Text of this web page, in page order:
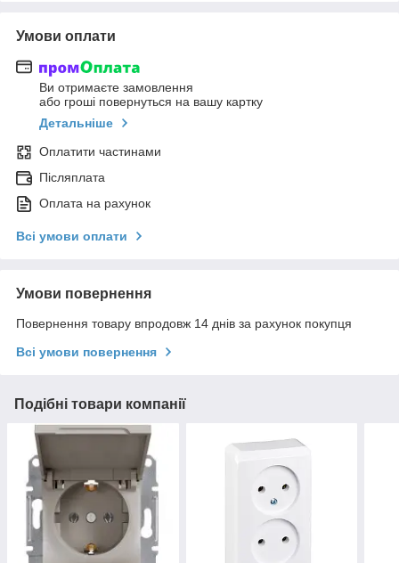
Умови оплати
Ви отримаєте замовлення
або гроші повернуться на вашу картку
Детальніше
Оплатити частинами
Післяплата
Оплата на рахунок
Всі умови оплати
Умови повернення
Повернення товару впродовж 14 днів за рахунок покупця
Всі умови повернення
Подібні товари компанії